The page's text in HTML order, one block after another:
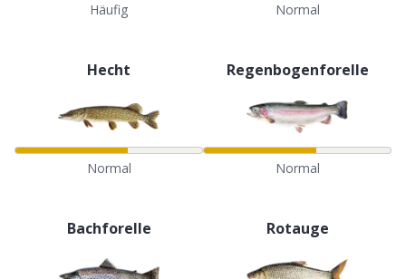
Häufig Normal
Hecht
Normal
Regenbogenforelle
Normal
Bachforelle Rotauge